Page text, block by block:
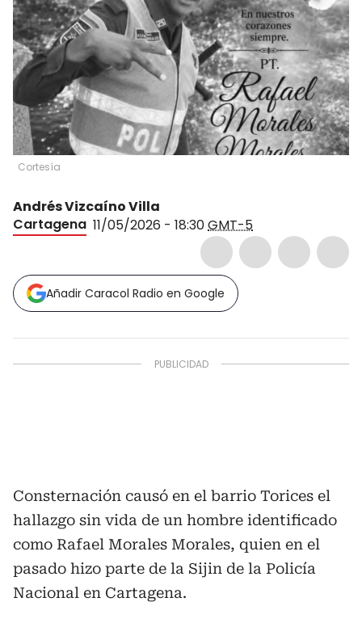
Cortesía
Andrés Vizcaíno Villa
Cartagena 11/05/2026 - 18:30GMT-5
Añadir Caracol Radio en Google
Consternación causó en el barrio Torices el
hallazgo sin vida de un hombre identificado
como Rafael Morales Morales, quien en el
pasado hizo parte de la Sijin de la Policía
Nacional en Cartagena.